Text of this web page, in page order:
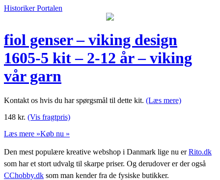
Historiker Portalen
fiol genser – viking design
1605-5 kit – 2-12 år – viking
vår garn
Kontakt os hvis du har spørgsmål til dette kit. (Læs mere)
148 kr. (Vis fragtpris)
Læs mere »Køb nu »
Den mest populære kreative webshop i Danmark lige nu erRito.dk
som har et stort udvalg til skarpe priser. Og derudover er der også
CChobby.dk som man kender fra de fysiske butikker.